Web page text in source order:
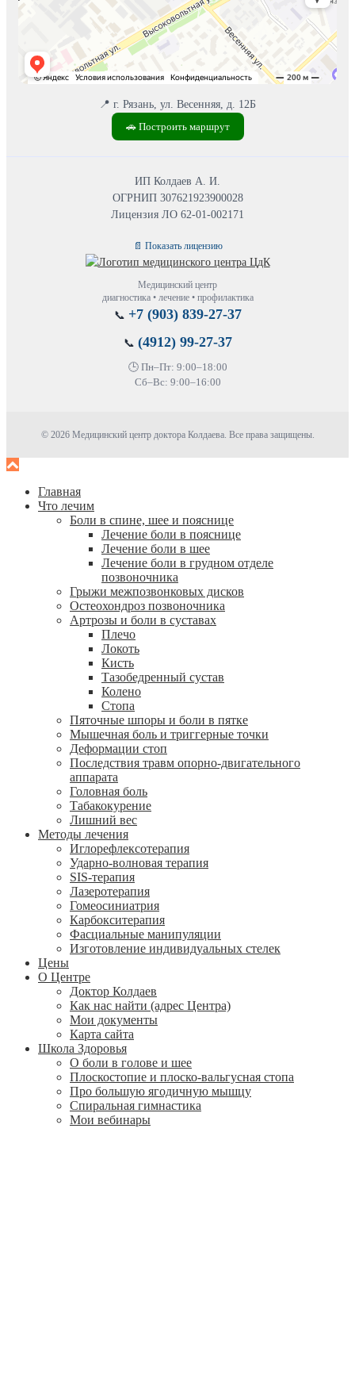
📍 г. Рязань, ул. Весенняя, д. 12Б
🚗 Построить маршрут
ИП Колдаев А. И.
ОГРНИП 307621923900028
Лицензия ЛО 62-01-002171
📄 Показать лицензию
Медицинский центр
диагностика • лечение • профилактика
📞 +7 (903) 839-27-37
📞 (4912) 99-27-37
🕒 Пн–Пт: 9:00–18:00
Сб–Вс: 9:00–16:00
© 2026 Медицинский центр доктора Колдаева. Все права защищены.
Главная
Что лечим
Боли в спине, шее и пояснице
Лечение боли в пояснице
Лечение боли в шее
Лечение боли в грудном отделе
позвоночника
Грыжи межпозвонковых дисков
Остеохондроз позвоночника
Артрозы и боли в суставах
Плечо
Локоть
Кисть
Тазобедренный сустав
Колено
Стопа
Пяточные шпоры и боли в пятке
Мышечная боль и триггерные точки
Деформации стоп
Последствия травм опорно-двигательного
аппарата
Головная боль
Табакокурение
Лишний вес
Методы лечения
Иглорефлексотерапия
Ударно-волновая терапия
SIS-терапия
Лазеротерапия
Гомеосиниатрия
Карбокситерапия
Фасциальные манипуляции
Изготовление индивидуальных стелек
Цены
О Центре
Доктор Колдаев
Как нас найти (адрес Центра)
Мои документы
Карта сайта
Школа Здоровья
О боли в голове и шее
Плоскостопие и плоско-вальгусная стопа
Про большую ягодичную мышцу
Спиральная гимнастика
Мои вебинары